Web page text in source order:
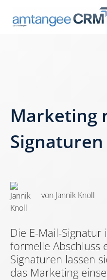
Marketing
Signaturen
von Jannik Knoll
Die E-Mail-
formelle Abschluss
Signaturen lassen
das Marketing